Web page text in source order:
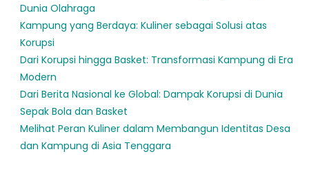
Dunia Olahraga
Kampung yang Berdaya: Kuliner sebagai Solusi atas
Korupsi
Dari Korupsi hingga Basket: Transformasi Kampung di Era
Modern
Dari Berita Nasional ke Global: Dampak Korupsi di Dunia
Sepak Bola dan Basket
Melihat Peran Kuliner dalam Membangun Identitas Desa
dan Kampung di Asia Tenggara